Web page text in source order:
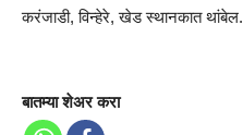
करंजाडी, विन्हेरे, खेड स्थानकात थांबेल.
बातम्या शेअर करा